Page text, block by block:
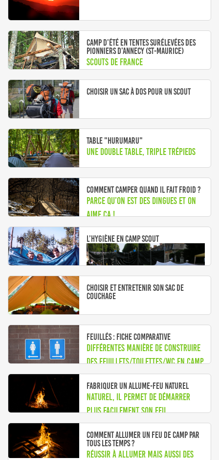
Camp d’été en tentes surélevées des
pionniers d’Annecy (St-Maurice)
Scouts de France
Choisir un sac à dos pour un scout
Table "Hurumaru"
Une double table, triple trépieds
Comment camper quand il fait froid ?
Parce qu’on est des dingues et on
aime ça !
L’hygiène en camp scout
Une hygiène parfaite en camp
Choisir et entretenir son sac de
couchage
Feuillés : fiche comparative
Différentes manière de construire
des feuillets/toilettes/wc en camp.
Fabriquer un allume-feu naturel
Naturel, il permet de démarrer
plus facilement son feu
Comment allumer un feu de camp par
tous les temps ?
Réussir à allumer mais aussi des